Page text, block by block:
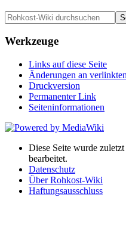
Werkzeuge
Links auf diese Seite
Änderungen an
Druckversion
Permanenter Link
Seiten­­informationen
Diese Seite wurde
bearbeitet.
Datenschutz
Über Rohkost-Wiki
Haftungsausschluss